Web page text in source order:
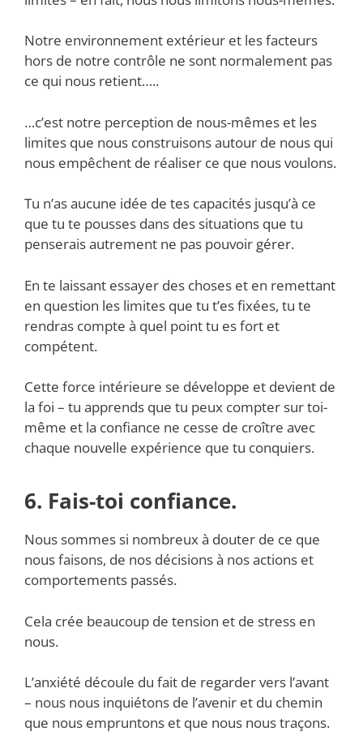
Notre environnement extérieur et les facteurs
hors de notre contrôle ne sont normalement pas
ce qui nous retient…..
…c’est notre perception de nous-mêmes et les
limites que nous construisons autour de nous qui
nous empêchent de réaliser ce que nous voulons.
Tu n’as aucune idée de tes capacités jusqu’à ce
que tu te pousses dans des situations que tu
penserais autrement ne pas pouvoir gérer.
En te laissant essayer des choses et en remettant
en question les limites que tu t’es fixées, tu te
rendras compte à quel point tu es fort et
compétent.
Cette force intérieure se développe et devient de
la foi – tu apprends que tu peux compter sur toi-
même et la confiance ne cesse de croître avec
chaque nouvelle expérience que tu conquiers.
6. Fais-toi confiance.
Nous sommes si nombreux à douter de ce que
nous faisons, de nos décisions à nos actions et
comportements passés.
Cela crée beaucoup de tension et de stress en
nous.
L’anxiété découle du fait de regarder vers l’avant
– nous nous inquiétons de l’avenir et du chemin
que nous empruntons et que nous nous traçons.